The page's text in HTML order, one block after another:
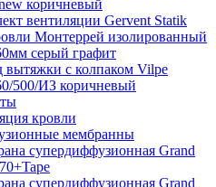
коричневый
вентиляции Gervent Statik
Монтеррей изолированный
серый графит
вытяжки с колпаком Vilpe
500/ИЗ коричневый
кровли
мембранны
супердиффузионная Grand
супердиффузионная Grand